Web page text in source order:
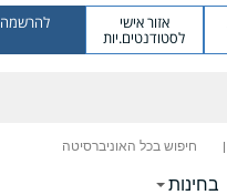
אזור אישי
לסטודנטים.יות
להרשמה
חיפוש בכל האוניברסיטה
בחינות